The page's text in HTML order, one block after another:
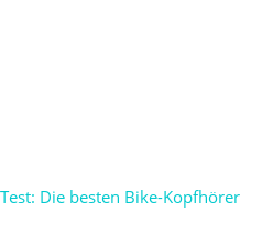
Die besten Bike-Kopfhörer